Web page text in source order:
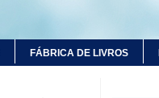
FÁBRICA DE LIVROS